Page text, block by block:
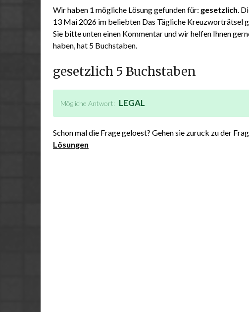
on
12,
ardit
Wir haben 1 mögliche Lösung gefunden für: gesetzlich.
13 Mai 2026 im beliebten Das Tägliche Kreuzworträtsel
Sie bitte unten einen Kommentar und wir helfen Ihnen
haben, hat 5 Buchstaben.
gesetzlich 5 Buchstaben
Mögliche Antwort: LEGAL
Schon mal die Frage geloest? Gehen sie zuruck zu der
Lösungen